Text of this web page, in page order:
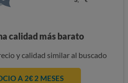
calidad más barato
y calidad similar al buscado
A 2€ 2 MESES